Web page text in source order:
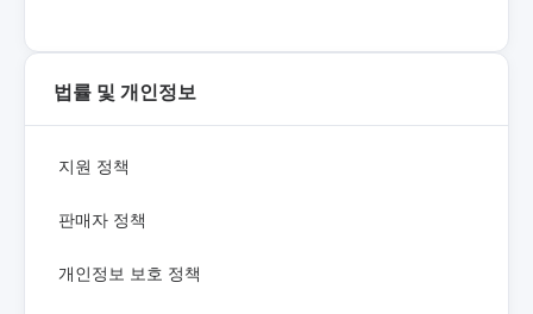
법률 및 개인정보
지원 정책
판매자 정책
개인정보 보호 정책